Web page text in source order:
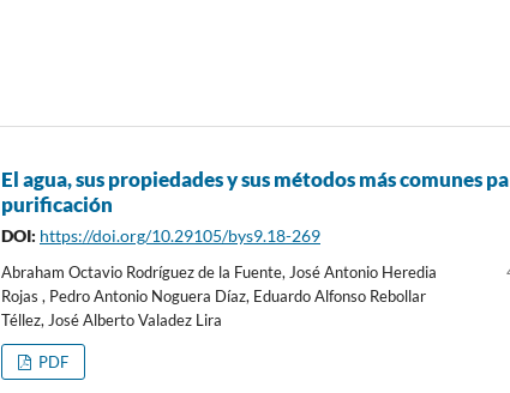
El agua, sus propiedades y sus métodos más comunes
purificación
DOI: https://doi.org/10.29105/bys9.18-269
Abraham Octavio Rodríguez de la Fuente, José Antonio Heredia
Rojas , Pedro Antonio Noguera Díaz, Eduardo Alfonso Rebollar
Téllez, José Alberto Valadez Lira
PDF